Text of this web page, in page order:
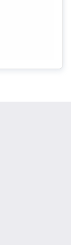
de
la telefon